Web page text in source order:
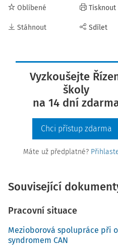
Oblíbené
Stáhnout
Tisknout
Sdílet
Vyzkoušejte
školy
na 14 dní
Chci přístup zdarma
Máte už předplatné?
Související
Pracovní situace
Mezioborová spolupráce při
syndromem CAN